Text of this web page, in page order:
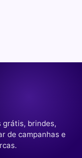
grátis, brindes,
de campanhas e